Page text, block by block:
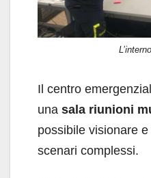
Il centro
una sala riunioni
possibile visionare
scenari complessi.